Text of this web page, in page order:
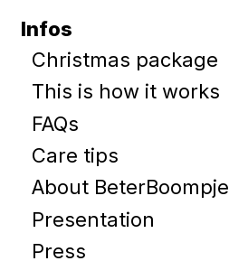
Infos
Christmas package
This is how it works
FAQs
Care tips
About BeterBoompje
Presentation
Press